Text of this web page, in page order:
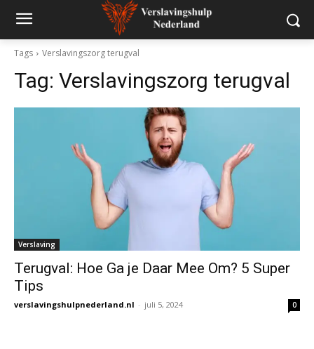
Tags Verslavingszorg terugval
Tag: Verslavingszorg terugval
Verslaving
Terugval: Hoe Ga je Daar Mee Om? 5 Super
Tips
verslavingshulpnederland.nl - juli 5, 2024 0